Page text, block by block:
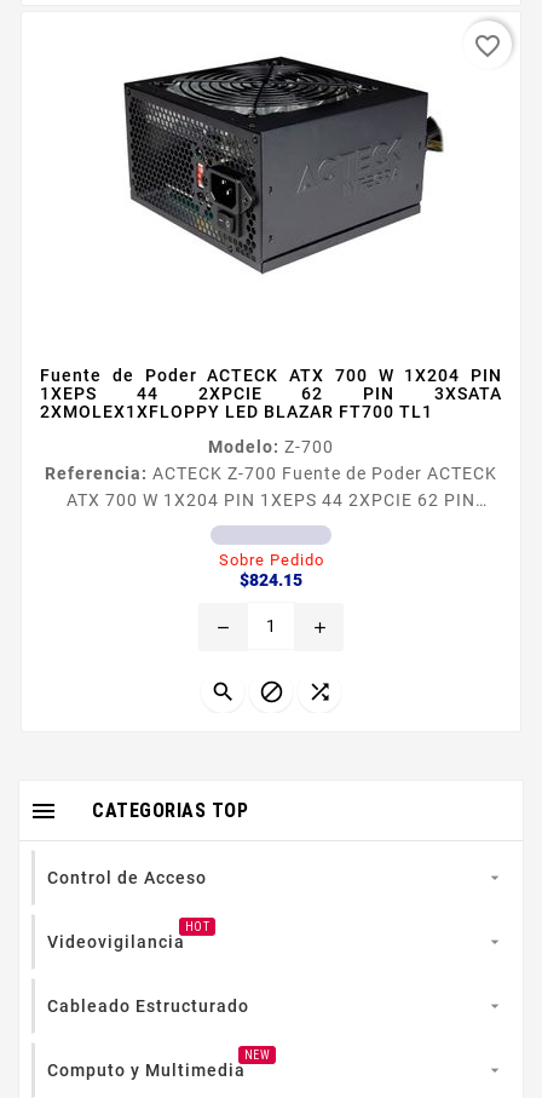
Fuente de Poder ACTECK ATX 700 W 1X204 PIN
1XEPS 44 2XPCIE 62 PIN 3XSATA
2XMOLEX1XFLOPPY LED BLAZAR FT700 TL1
Modelo: Z-700
Referencia: ACTECK Z-700 Fuente de Poder ACTECK
ATX 700 W 1X204 PIN 1XEPS 44 2XPCIE 62 PIN
3XSATA 2XMOLEX1XFLOPPY LED BLAZAR FT700 TL1
Fuente de Poder ACTECK ATX 700 W 1X204 PIN
1XEPS 44 2XPCIE 62 PIN 3XSATA
Sobre Pedido
$824.15Precio
remove add
  
favorite_border
CATEGORIAS TOP

Control de Acceso 
Videovigilancia
HOT

Cableado Estructurado 
Computo y Multimedia
NEW
